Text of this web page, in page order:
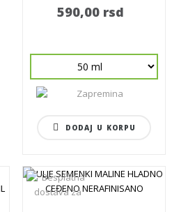
590,00 rsd
DODAJ U KORPU